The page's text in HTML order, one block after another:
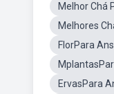
Melhor Chá
Melhores
FlorPara
ErvasPara